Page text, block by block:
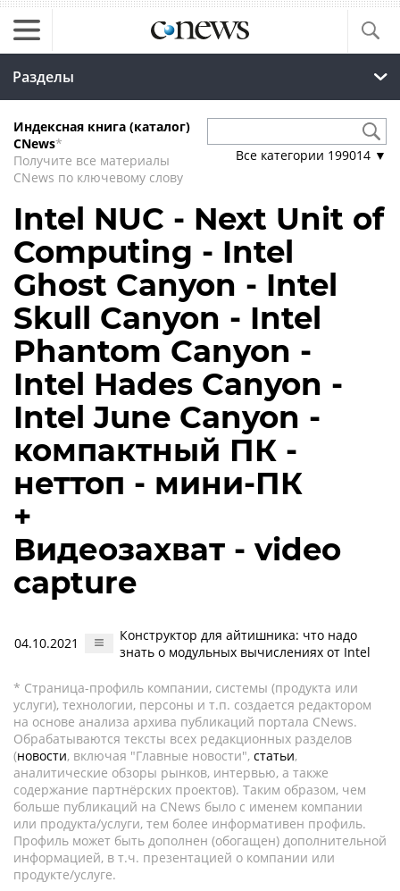
Разделы
Индексная книга (каталог)
CNews*
Получите все материалы
CNews по ключевому слову
Все категории 199014 ▼
Intel NUC - Next Unit of
Computing - Intel
Ghost Canyon - Intel
Skull Canyon - Intel
Phantom Canyon -
Intel Hades Canyon -
Intel June Canyon -
компактный ПК -
неттоп - мини-ПК
+
Видеозахват - video
capture
04.10.2021
Конструктор для айтишника: что надо
знать о модульных вычислениях от Intel
* Страница-профиль компании, системы (продукта или
услуги), технологии, персоны и т.п. создается редактором
на основе анализа архива публикаций портала CNews.
Обрабатываются тексты всех редакционных разделов
(новости, включая "Главные новости", статьи,
аналитические обзоры рынков, интервью, а также
содержание партнёрских проектов). Таким образом, чем
больше публикаций на CNews было с именем компании
или продукта/услуги, тем более информативен профиль.
Профиль может быть дополнен (обогащен) дополнительной
информацией, в т.ч. презентацией о компании или
продукте/услуге.